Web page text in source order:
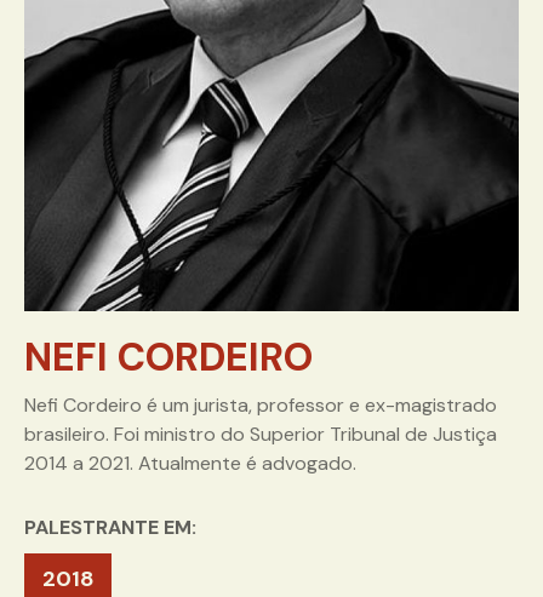
NEFI CORDEIRO
Nefi Cordeiro é um jurista, professor e ex-magistrado
brasileiro. Foi ministro do Superior Tribunal de Justiça
2014 a 2021. Atualmente é advogado.
PALESTRANTE EM:
2018